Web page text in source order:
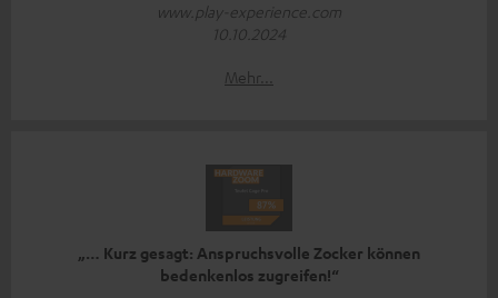
www.play-experience.com
10.10.2024
Mehr...
„… Kurz gesagt: Anspruchsvolle Zocker können
bedenkenlos zugreifen!“